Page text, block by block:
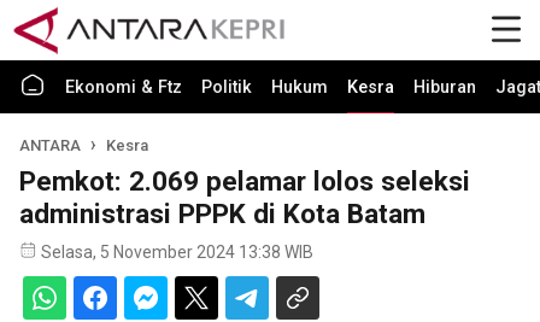
Ekonomi & Ftz Politik Hukum Kesra Hiburan Jagat
ANTARA Kesra
Pemkot: 2.069 pelamar lolos seleksi
administrasi PPPK di Kota Batam
Selasa, 5 November 2024 13:38 WIB